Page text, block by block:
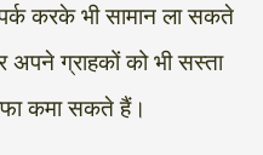
करके भी सामान ला सकते
ग्राहकों को भी सस्ता
कमा सकते हैं।